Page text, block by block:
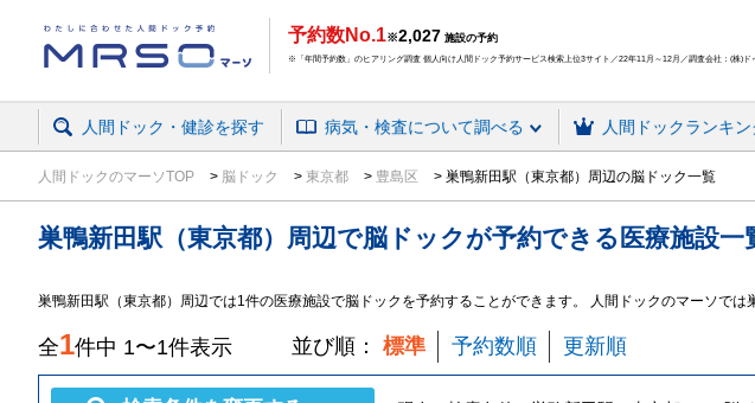
予約数No.1※2,027 施設の予約
※「年間予約数」のヒアリング調査 個人向け人間ドック予約サービス検索上位3サイト／22年11月～12月／調査会社：(株)ド
人間ドック・健診を探す 病気・検査について調べる 人間ドックランキン
人間ドックのマーソTOP 脳ドック 東京都 豊島区 巣鴨新田駅（東京都）周辺の脳ドック一覧
巣鴨新田駅（東京都）周辺で脳ドックが予約できる 医療施設一
巣鴨新田駅（東京都）周辺では1件の医療施設で脳ドックを予約することができます。 人間ドックのマーソで
全1件中 1〜1件表示 並び順： 標準 予約数順 更新順